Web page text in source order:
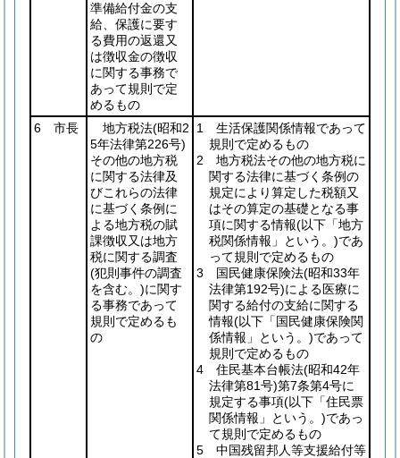
準備給付金の支
給、保護に要す
る費用の返還又
は徴収金の徴収
に関する事務で
あって規則で定
めるもの
6 市長 地方税法(昭和2
5年法律第226号)
その他の地方税
に関する法律及
びこれらの法律
に基づく条例に
よる地方税の賦
課徴収又は地方
税に関する調査
(犯則事件の調査
を含む。)に関す
る事務であって
規則で定めるも
の
1 生活保護関係情報であって
規則で定めるもの
2 地方税法その他の地方税に
関する法律に基づく条例の
規定により算定した税額又
はその算定の基礎となる事
項に関する情報(以下「地方
税関係情報」という。)であ
って規則で定めるもの
3 国民健康保険法(昭和33年
法律第192号)による医療に
関する給付の支給に関する
情報(以下「国民健康保険関
係情報」という。)であって
規則で定めるもの
4 住民基本台帳法(昭和42年
法律第81号)第7条第4号に
規定する事項(以下「住民票
関係情報」という。)であっ
て規則で定めるもの
5 中国残留邦人等支援給付等